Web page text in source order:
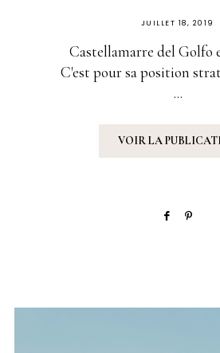
PUBLIÉ
JUILLET 18, 2019
Castellamarre del Golfo
C'est pour sa position
...
VOIR LA